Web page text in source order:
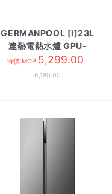
GERMANPOOL [i]23L
速熱電熱水爐 GPU-
6SSM 方/黑色
特價 MOP 5,299.00
6,180.00